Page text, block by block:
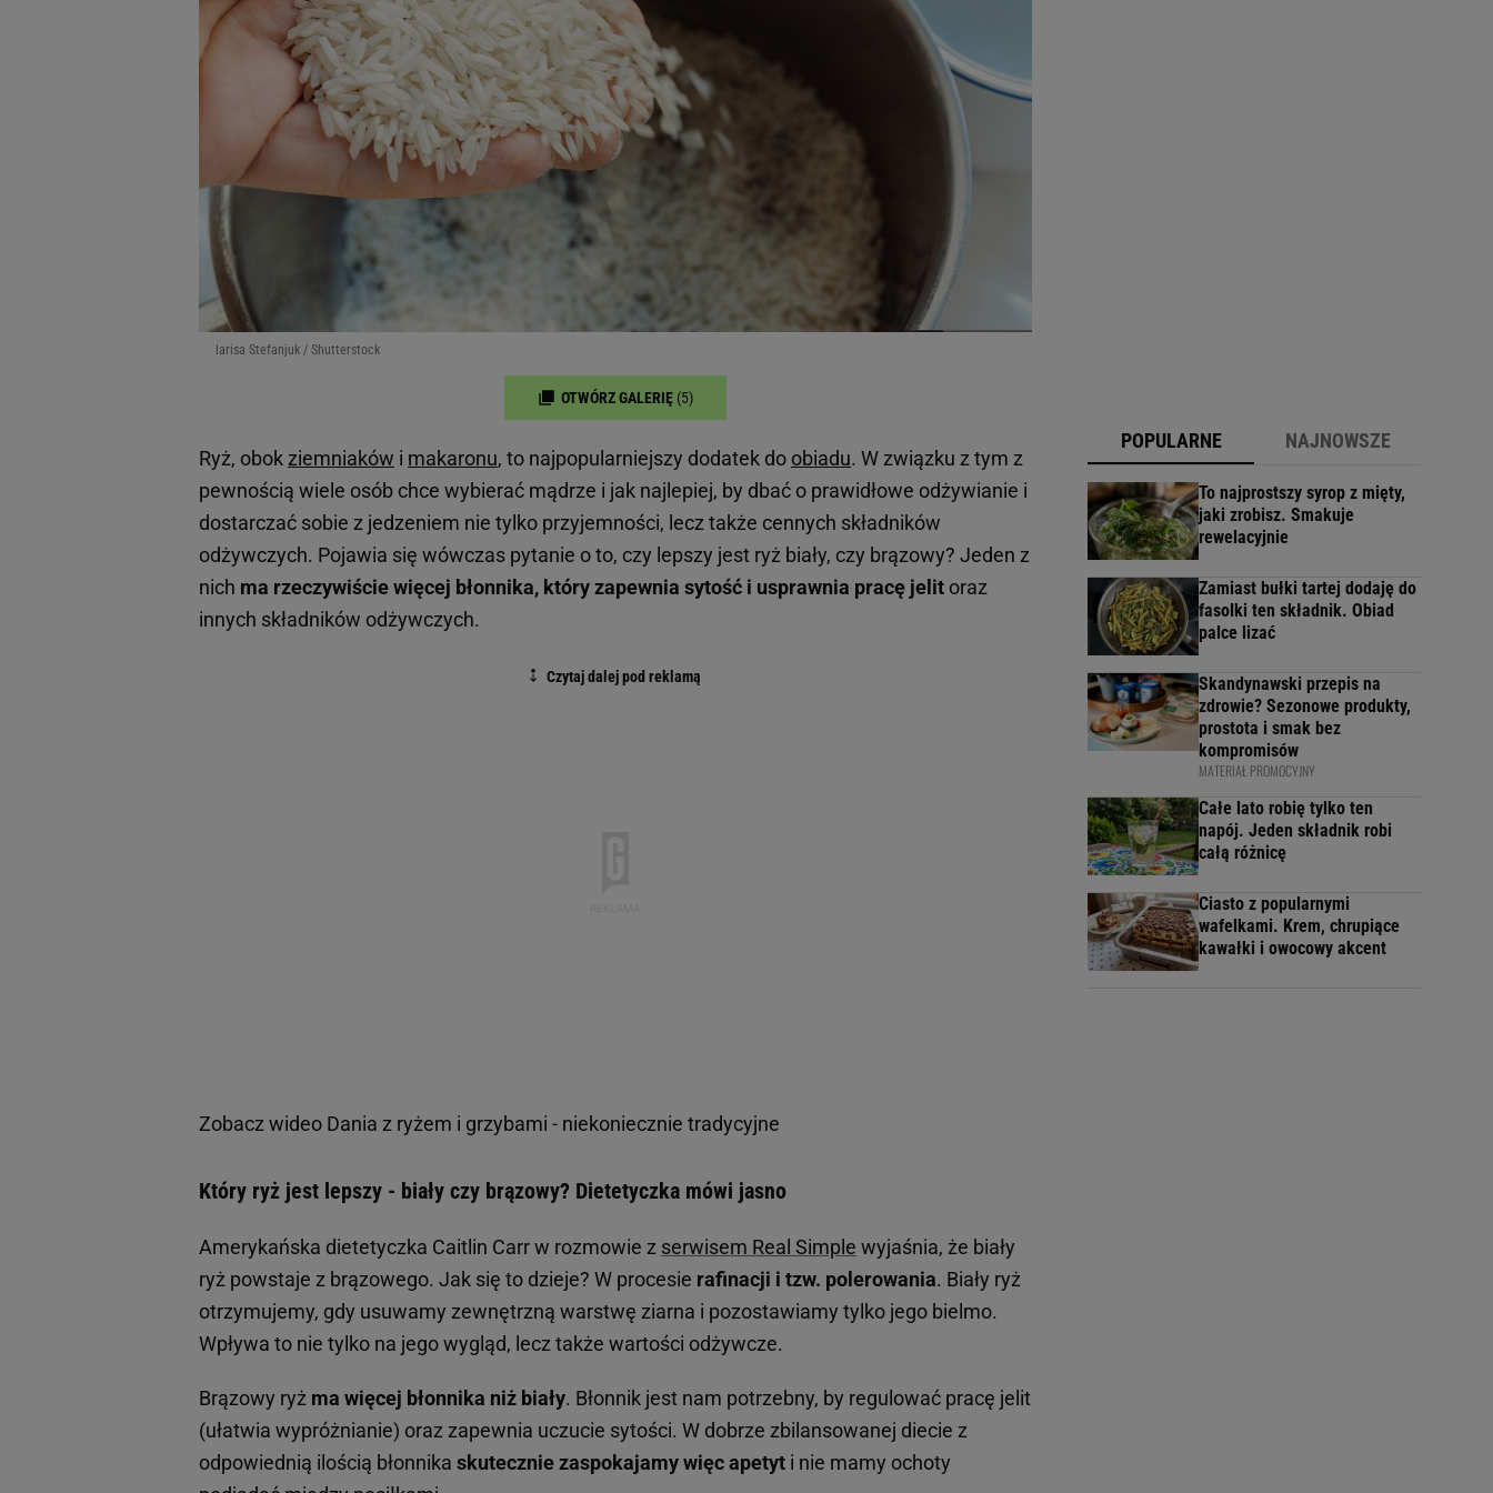
larisa Stefanjuk / Shutterstock
OTWÓRZ GALERIĘ (5)
Ryż, obokziemniaków i makaronu, to najpopularniejszy dodatek do obiadu. W związku z tym z
pewnością wiele osób chce wybierać mądrze i jak najlepiej, by dbać o prawidłowe odżywianie i
dostarczać sobie z jedzeniem nie tylko przyjemności, lecz także cennych składników
odżywczych. Pojawia się wówczas pytanie o to, czy lepszy jest ryż biały, czy brązowy? Jeden z
nich ma rzeczywiście więcej błonnika, który zapewnia sytość i usprawnia pracę jelit oraz
innych składników odżywczych.
Zobacz wideo Dania z ryżem i grzybami - niekoniecznie tradycyjne
Który ryż jest lepszy - biały czy brązowy? Dietetyczka mówi jasno
Amerykańska dietetyczka Caitlin Carr w rozmowie z serwisem Real Simple wyjaśnia, że biały
ryż powstaje z brązowego. Jak się to dzieje? W procesie rafinacji i tzw. polerowania. Biały ryż
otrzymujemy, gdy usuwamy zewnętrzną warstwę ziarna i pozostawiamy tylko jego bielmo.
Wpływa to nie tylko na jego wygląd, lecz także wartości odżywcze.
Brązowy ryż ma więcej błonnika niż biały. Błonnik jest nam potrzebny, by regulować pracę jelit
(ułatwia wypróżnianie) oraz zapewnia uczucie sytości. W dobrze zbilansowanej diecie z
odpowiednią ilością błonnika skutecznie zaspokajamy więc apetyt i nie mamy ochoty
POPULARNE NAJNOWSZE
To najprostszy syrop z mięty,
jaki zrobisz. Smakuje
rewelacyjnie
Zamiast bułki tartej dodaję do
fasolki ten składnik. Obiad
palce lizać
Skandynawski przepis na
zdrowie? Sezonowe produkty,
prostota i smak bez
kompromisów
MATERIAŁ PROMOCYJNY
Całe lato robię tylko ten
napój. Jeden składnik robi
całą różnicę
Ciasto z popularnymi
wafelkami. Krem, chrupiące
kawałki i owocowy akcent